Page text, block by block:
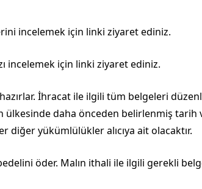
incelemek için linki ziyaret ediniz.
incelemek için linki ziyaret ediniz.
İhracat ile ilgili tüm belgeleri
ülkesinde daha önceden belirlenmiş tarih
yükümlülükler alıcıya ait olacaktır.
öder. Malın ithali ile ilgili gerekli